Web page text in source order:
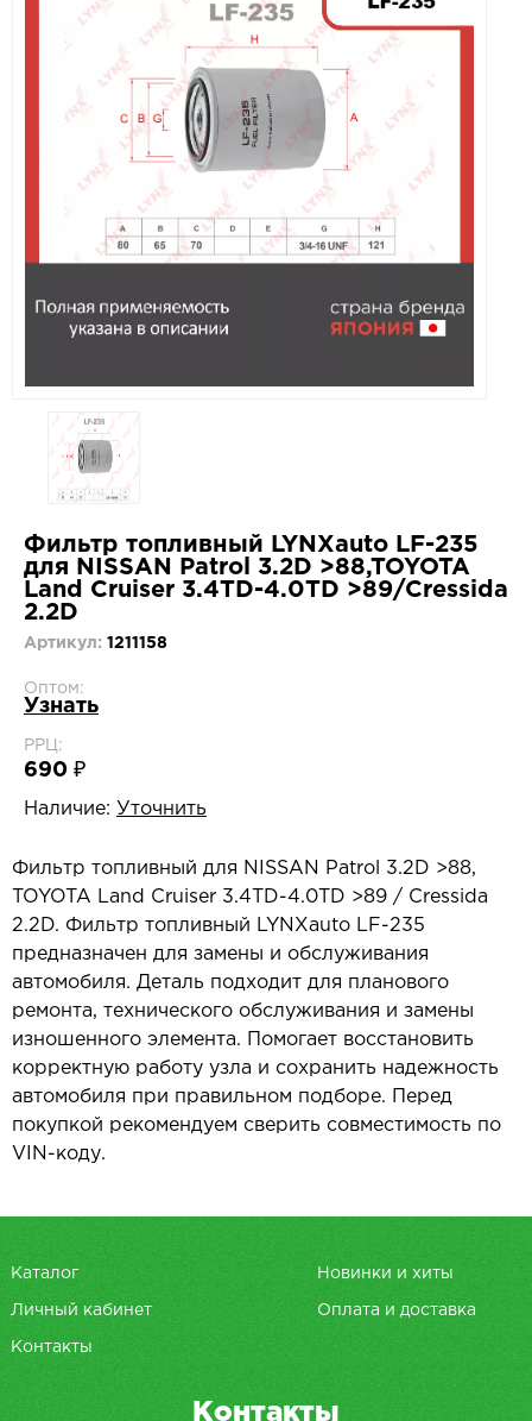
Фильтр топливный LYNXauto LF-235
для NISSAN Patrol 3.2D >88,TOYOTA
Land Cruiser 3.4TD-4.0TD >89/Cressida
2.2D
Артикул: 1211158
Оптом:
Узнать
РРЦ:
690 ₽
Наличие: Уточнить
Фильтр топливный для NISSAN Patrol 3.2D >88,
TOYOTA Land Cruiser 3.4TD-4.0TD >89 / Cressida
2.2D. Фильтр топливный LYNXauto LF-235
предназначен для замены и обслуживания
автомобиля. Деталь подходит для планового
ремонта, технического обслуживания и замены
изношенного элемента. Помогает восстановить
корректную работу узла и сохранить надежность
автомобиля при правильном подборе. Перед
покупкой рекомендуем сверить совместимость по
VIN-коду.
Каталог Новинки и хиты
Личный кабинет Оплата и доставка
Контакты
Контакты